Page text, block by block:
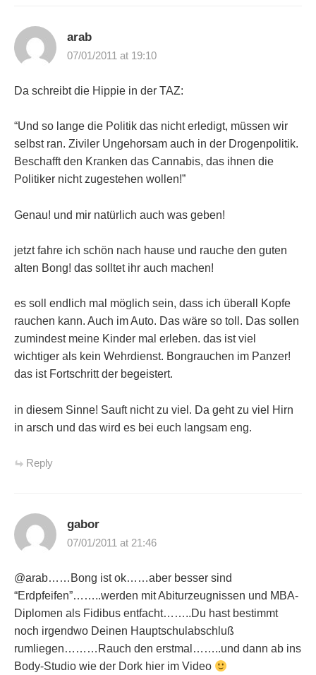
arab
07/01/2011 at 19:10
Da schreibt die Hippie in der TAZ:
“Und so lange die Politik das nicht erledigt, müssen wir
selbst ran. Ziviler Ungehorsam auch in der Drogenpolitik.
Beschafft den Kranken das Cannabis, das ihnen die
Politiker nicht zugestehen wollen!”
Genau! und mir natürlich auch was geben!
jetzt fahre ich schön nach hause und rauche den guten
alten Bong! das solltet ihr auch machen!
es soll endlich mal möglich sein, dass ich überall Kopfe
rauchen kann. Auch im Auto. Das wäre so toll. Das sollen
zumindest meine Kinder mal erleben. das ist viel
wichtiger als kein Wehrdienst. Bongrauchen im Panzer!
das ist Fortschritt der begeistert.
in diesem Sinne! Sauft nicht zu viel. Da geht zu viel Hirn
in arsch und das wird es bei euch langsam eng.
Reply
gabor
07/01/2011 at 21:46
@arab……Bong ist ok……aber besser sind
“Erdpfeifen”……..werden mit Abiturzeugnissen und MBA-
Diplomen als Fidibus entfacht……..Du hast bestimmt
noch irgendwo Deinen Hauptschulabschluß
rumliegen………Rauch den erstmal……..und dann ab ins
Body-Studio wie der Dork hier im Video